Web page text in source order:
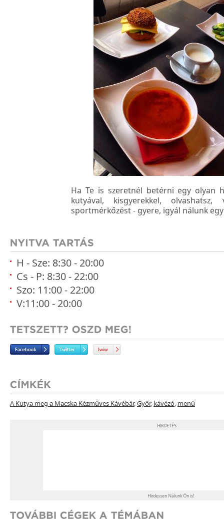
Ha Te is szeretnél betérni egy olyan
kutyával, kisgyerekkel,
sportmérkőzést - gyere, igyál nálunk
H - Sze: 8:30 - 20:00
Cs - P: 8:30 - 22:00
Szo: 11:00 - 22:00
V:11:00 - 20:00
A Kutya meg a Macska Kézműves Kávébár,Győr, kávézó, menü